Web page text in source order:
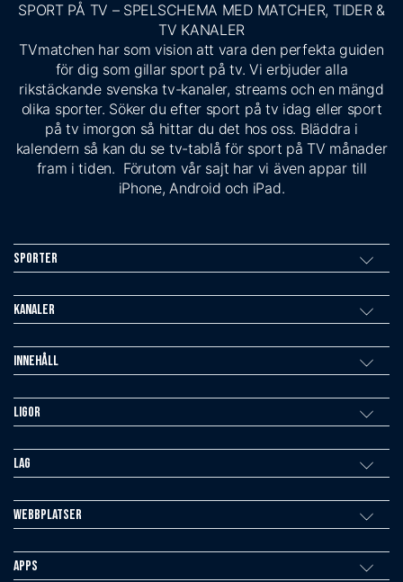
SPORT PÅ TV – SPELSCHEMA MED MATCHER, TIDER &
TV KANALER
TVmatchen har som vision att vara den perfekta guiden
för dig som gillar sport på tv. Vi erbjuder alla
rikstäckande svenska tv-kanaler, streams och en mängd
olika sporter. Söker du efter sport på tv idag eller sport
på tv imorgon så hittar du det hos oss. Bläddra i
kalendern så kan du se tv-tablå för sport på TV månader
fram i tiden. Förutom vår sajt har vi även appar till
iPhone, Android och iPad.
Sporter
Kanaler
Innehåll
Ligor
Lag
Webbplatser
Apps